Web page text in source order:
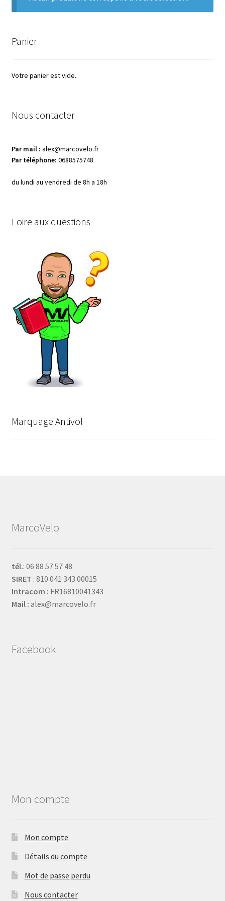
menu
MarcoVelo
Ouvrir
Mon compte
Panier
Votre panier est vide.
Nous contacter
Par mail : alex@marcovelo.fr
Par téléphone: 0688575748
du lundi au vendredi de 8h a 18h
Foire aux questions
Marquage Antivol
MarcoVelo
tél.: 06 88 57 57 48
SIRET : 810 041 343 00015
Intracom : FR16810041343
Mail : alex@marcovelo.fr
Facebook
Mon compte
Mon compte
Détails du compte
Mot de passe perdu
Nous contacter